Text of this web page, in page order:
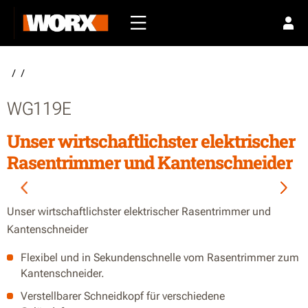
/ /
WG119E
Unser wirtschaftlichster elektrischer
Rasentrimmer und Kantenschneider
Unser wirtschaftlichster elektrischer Rasentrimmer und
Kantenschneider
Flexibel und in Sekundenschnelle vom Rasentrimmer zum
Kantenschneider.
Verstellbarer Schneidkopf für verschiedene